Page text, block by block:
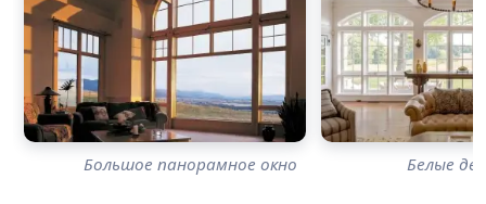
Большое панорамное окно Белые